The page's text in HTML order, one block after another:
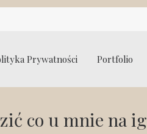
Prywatności Portfolio
co u mnie na ig